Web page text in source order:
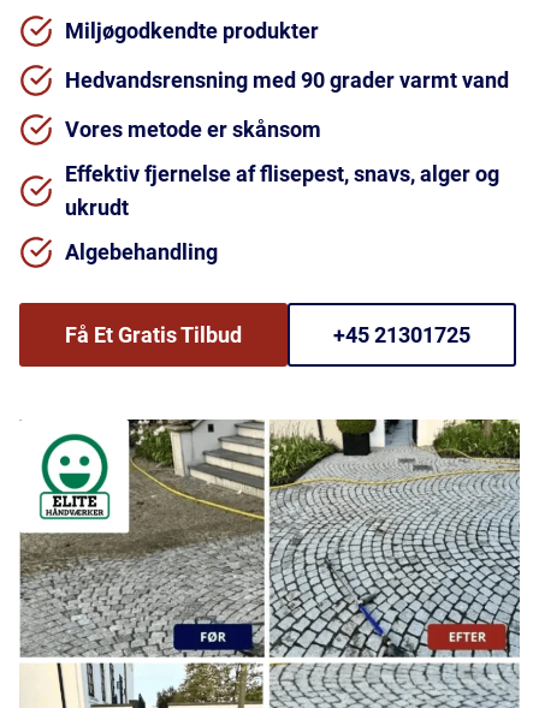
Miljøgodkendte produkter
Hedvandsrensning med 90 grader varmt vand
Vores metode er skånsom
Effektiv fjernelse af flisepest, snavs, alger og
ukrudt
Algebehandling
Få Et Gratis Tilbud +45 21301725